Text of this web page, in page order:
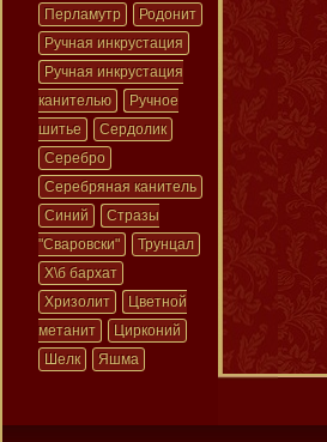
Перламутр
Родонит
Ручная инкрустация
Ручная инкрустация
канителью
Ручное
шитье
Сердолик
Серебро
Серебряная канитель
Синий
Стразы
"Сваровски"
Трунцал
Х\б бархат
Хризолит
Цветной
метанит
Цирконий
Шелк
Яшма